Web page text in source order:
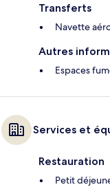
Transferts
Navette
Autres
Espaces
Services et
Restauration
Petit